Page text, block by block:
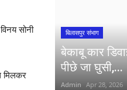
सोनी
मिलकर
बिलासपुर संभाग
बेकाबू कार
पीछे जा घुसी,...
Admin Apr 28, 2026